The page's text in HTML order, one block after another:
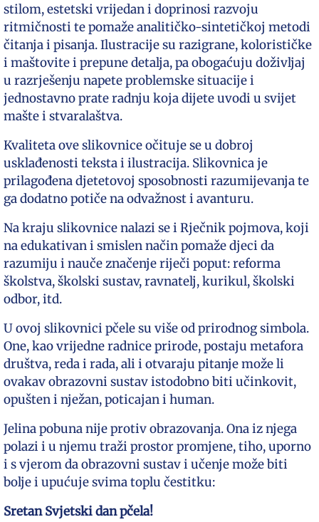
stilom, estetski vrijedan i doprinosi razvoju
ritmičnosti te pomaže analitičko-sintetičkoj metodi
čitanja i pisanja. Ilustracije su razigrane, kolorističke
i maštovite i prepune detalja, pa obogaćuju doživljaj
u razrješenju napete problemske situacije i
jednostavno prate radnju koja dijete uvodi u svijet
mašte i stvaralaštva.
Kvaliteta ove slikovnice očituje se u dobroj
usklađenosti teksta i ilustracija. Slikovnica je
prilagođena djetetovoj sposobnosti razumijevanja te
ga dodatno potiče na odvažnost i avanturu.
Na kraju slikovnice nalazi se i Rječnik pojmova, koji
na edukativan i smislen način pomaže djeci da
razumiju i nauče značenje riječi poput: reforma
školstva, školski sustav, ravnatelj, kurikul, školski
odbor, itd.
U ovoj slikovnici pčele su više od prirodnog simbola.
One, kao vrijedne radnice prirode, postaju metafora
društva, reda i rada, ali i otvaraju pitanje može li
ovakav obrazovni sustav istodobno biti učinkovit,
opušten i nježan, poticajan i human.
Jelina pobuna nije protiv obrazovanja. Ona iz njega
polazi i u njemu traži prostor promjene, tiho, uporno
i s vjerom da obrazovni sustav i učenje može biti
bolje i upućuje svima toplu čestitku:
Sretan Svjetski dan pčela!